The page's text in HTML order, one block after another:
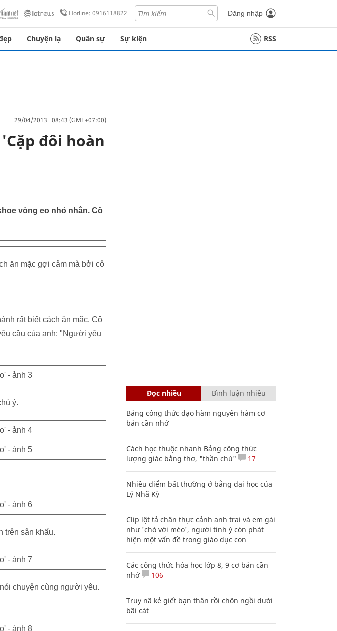
Hotline: 0916118822 Đăng nhập
Chuyện lạ Quân sự Sự kiện RSS
29/04/2013 08:43 (GMT+07:00)
đôi hoàn
vòng eo nhỏ nhắn. Cô
ăn mặc gợi cảm mà bởi cô
rất biết cách ăn mặc. Cô
cầu của anh: "Người yêu
ý.
trên sân khấu.
chuyện cùng người yêu.
Đọc nhiều Bình luận nhiều
Bảng công thức đạo hàm nguyên hàm cơ
bản cần nhớ
Cách học thuộc nhanh Bảng công thức
lượng giác bằng thơ, "thần chú"
17
Nhiều điểm bất thường ở bằng đại học của
Lý Nhã Kỳ
Clip lột tả chân thực cảnh anh trai và em gái
như 'chó với mèo', người tinh ý còn phát
hiện một vấn đề trong giáo dục con
Các công thức hóa học lớp 8, 9 cơ bản cần
nhớ
106
Truy nã kẻ giết bạn thân rồi chôn ngồi dưới
bãi cát